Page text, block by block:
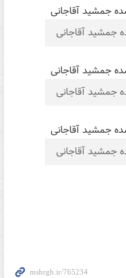
جمشید آقاجانی
جمشید آقاجانی
جمشید آقاجانی